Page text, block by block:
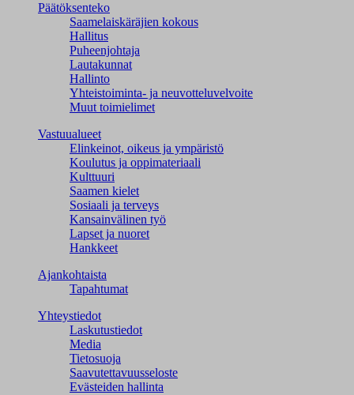
Päätöksenteko
Saamelaiskäräjien kokous
Hallitus
Puheenjohtaja
Lautakunnat
Hallinto
Yhteistoiminta- ja neuvotteluvelvoite
Muut toimielimet
Vastuualueet
Elinkeinot, oikeus ja ympäristö
Koulutus ja oppimateriaali
Kulttuuri
Saamen kielet
Sosiaali ja terveys
Kansainvälinen työ
Lapset ja nuoret
Hankkeet
Ajankohtaista
Tapahtumat
Yhteystiedot
Laskutustiedot
Media
Tietosuoja
Saavutettavuusseloste
Evästeiden hallinta